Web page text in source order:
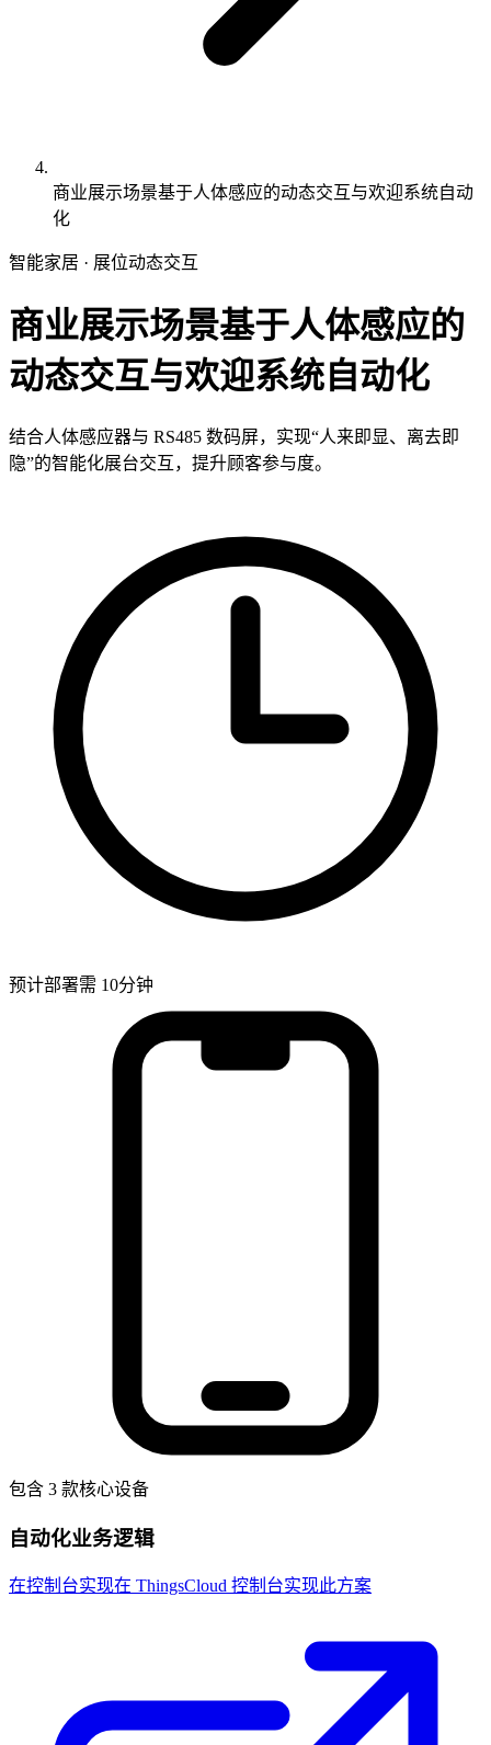
商业展示场景基于人体感应的动态交互与欢迎系统自动
化
智能家居 · 展位动态交互
商业展示场景基于人体感应的
动态交互与欢迎系统自动化
结合人体感应器与 RS485 数码屏，实现“人来即显、离去即
隐”的智能化展台交互，提升顾客参与度。
预计部署需 10分钟
包含 3 款核心设备
自动化业务逻辑
在控制台实现在 ThingsCloud 控制台实现此方案